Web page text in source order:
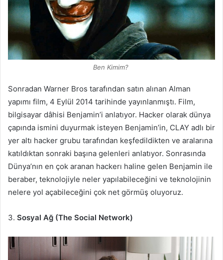
Ben Kimim?
Sonradan Warner Bros tarafından satın alınan Alman
yapımı film, 4 Eylül 2014 tarihinde yayınlanmıştı. Film,
bilgisayar dâhisi Benjamin’i anlatıyor. Hacker olarak dünya
çapında ismini duyurmak isteyen Benjamin’in, CLAY adlı bir
yer altı hacker grubu tarafından keşfedildikten ve aralarına
katıldıktan sonraki başına gelenleri anlatıyor. Sonrasında
Dünya’nın en çok aranan hackerı haline gelen Benjamin ile
beraber, teknolojiyle neler yapılabileceğini ve teknolojinin
nelere yol açabileceğini çok net görmüş oluyoruz.
3. Sosyal Ağ (The Social Network)